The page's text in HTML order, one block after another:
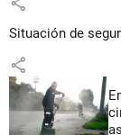
Situación de
share